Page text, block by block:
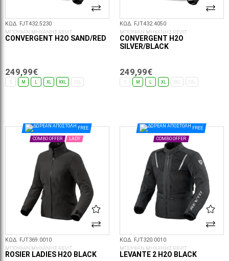
ΚΩΔ. FJT432.5230
ΜΠΟΥΦΑΝ ΜΗΧΑΝΗΣ REVIT
CONVERGENT H2O SAND/RED
249,99€
S M XL XXL 3XL
ΚΩΔ. FJT432.4050
ΜΠΟΥΦΑΝ ΜΗΧΑΝΗΣ REVIT
CONVERGENT H2O
SILVER/BLACK
249,99€
S M XL XXL 3XL
FREE
COMBO OFFER LADY
ΚΩΔ. FJT369.0010
ΜΠΟΥΦΑΝ ΜΗΧΑΝΗΣ REVIT
ROSIER LADIES H2O BLACK
FREE
COMBO OFFER
ΚΩΔ. FJT320.0010
ΜΠΟΥΦΑΝ ΜΗΧΑΝΗΣ REVIT
LEVANTE 2 H2O BLACK